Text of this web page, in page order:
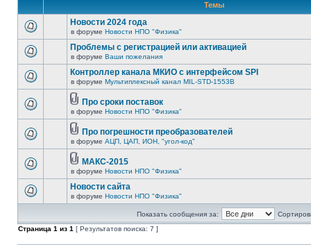
Темы
Новости 2024 года
в форуме Новости НПО "Физика"
Проблемы с регистрацией или активацией
в форуме Ваши пожелания
Контроллер канала МКИО с интерфейсом SPI
в форуме Мультиплексный канал MIL-STD-1553B
Про сроки поставок
в форуме Новости НПО "Физика"
Про погрешности преобразователей
в форуме АЦП, ЦАП, ИОН, "угол-код"
МАКС-2015
в форуме Новости НПО "Физика"
Новости сайта
в форуме Новости НПО "Физика"
Показать сообщения за:
Страница 1 из 1 [ Результатов поиска: 7 ]